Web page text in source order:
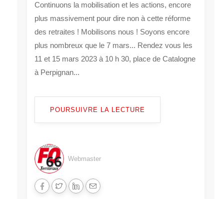
Continuons la mobilisation et les actions, encore
plus massivement pour dire non à cette réforme
des retraites ! Mobilisons nous ! Soyons encore
plus nombreux que le 7 mars... Rendez vous les
11 et 15 mars 2023 à 10 h 30, place de Catalogne
à Perpignan...
POURSUIVRE LA LECTURE
Webmaster